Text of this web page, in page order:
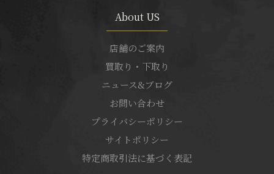
About US
店舗のご案内
買取り・下取り
ニュース&ブログ
お問い合わせ
プライバシーポリシー
サイトポリシー
特定商取引法に基づく表記